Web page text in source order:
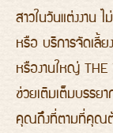
สาวในวันแต่งงาน
หรือ บริการจัดเลี้ย
หรืองานใหญ่ THE
ช่วยเติมเต็มบรรยา
คุณถึงที่ตามที่คุณต้